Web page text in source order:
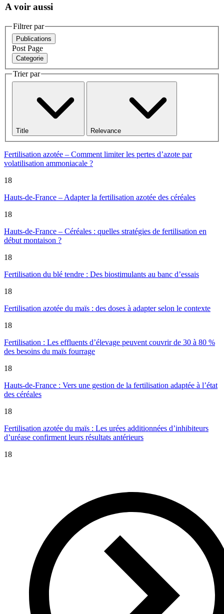
A voir aussi
Filtrer par
Publications
Post Page
Categorie
Trier par
Title Relevance
Fertilisation azotée – Comment limiter les pertes d’azote par
volatilisation ammoniacale ?
18
Hauts-de-France – Adapter la fertilisation azotée des céréales
18
Hauts-de-France – Céréales : quelles stratégies de fertilisation en
début montaison ?
18
Fertilisation du blé tendre : Des biostimulants au banc d’essais
18
Fertilisation azotée du maïs : des doses à adapter selon le contexte
18
Fertilisation : Les effluents d’élevage peuvent couvrir de 30 à 80 %
des besoins du maïs fourrage
18
Hauts-de-France : Vers une gestion de la fertilisation adaptée à l’état
des céréales
18
Fertilisation azotée du maïs : Les urées additionnées d’inhibiteurs
d’uréase confirment leurs résultats antérieurs
18